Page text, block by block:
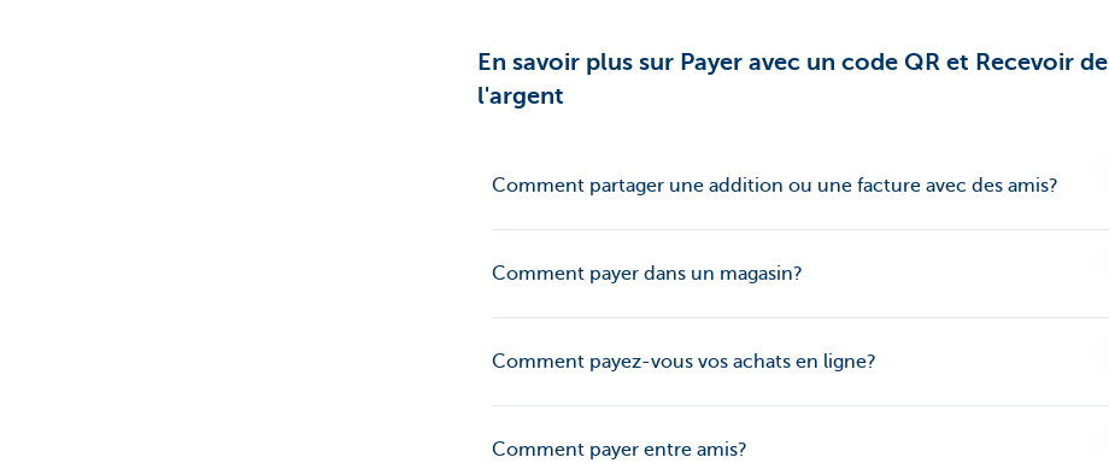
En savoir plus sur Payer avec un code QR et Recevoir de
l'argent
Comment partager une addition ou une facture avec des amis?
Comment payer dans un magasin?
Comment payez-vous vos achats en ligne?
Comment payer entre amis?